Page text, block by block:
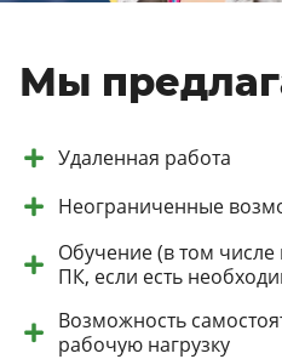
Мы
Удаленная работа
Неограниченные
Обучение (в том
ПК, если есть
Возможность
рабочую нагрузку